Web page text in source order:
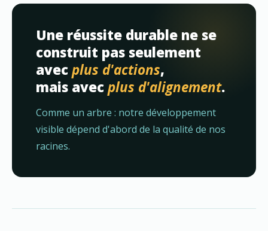
Une réussite durable ne se
construit pas seulement
avecplus d'actions,
mais avecplus d'alignement.
Comme un arbre : notre développement
visible dépend d'abord de la qualité de nos
racines.